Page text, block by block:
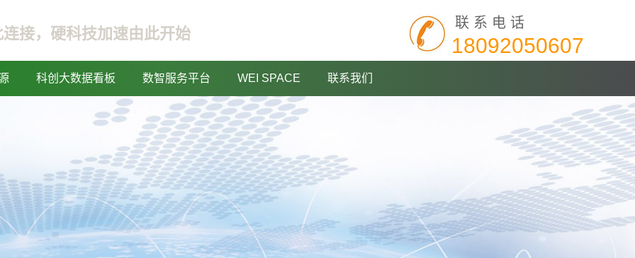
接，硬科技加速由此开始
联系电话
18092050607
科创大数据看板 数智服务平台 WEI SPACE 联系我们